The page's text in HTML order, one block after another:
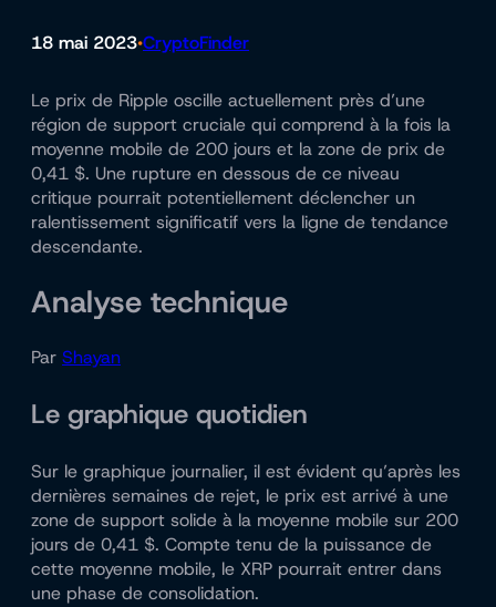
18 mai 2023•CryptoFinder
Le prix de Ripple oscille actuellement près d’une
région de support cruciale qui comprend à la fois la
moyenne mobile de 200 jours et la zone de prix de
0,41 $. Une rupture en dessous de ce niveau
critique pourrait potentiellement déclencher un
ralentissement significatif vers la ligne de tendance
descendante.
Analyse technique
Par Shayan
Le graphique quotidien
Sur le graphique journalier, il est évident qu’après les
dernières semaines de rejet, le prix est arrivé à une
zone de support solide à la moyenne mobile sur 200
jours de 0,41 $. Compte tenu de la puissance de
cette moyenne mobile, le XRP pourrait entrer dans
une phase de consolidation.